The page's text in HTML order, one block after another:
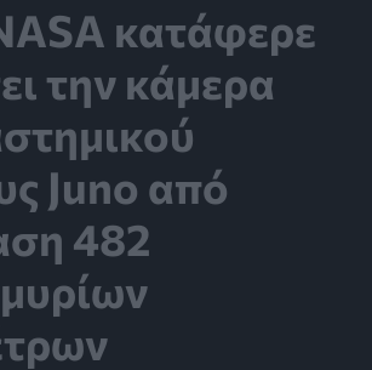
κατάφερε
την κάμερα
Juno από
482